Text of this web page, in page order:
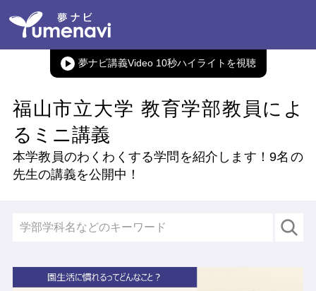
夢ナビ講義Video 10秒ハイライト
福山市立大学 教育学部教員によ
るミニ講義
本学教員のわくわくする学問を紹介します！9名 の
先生の講義を公開中！